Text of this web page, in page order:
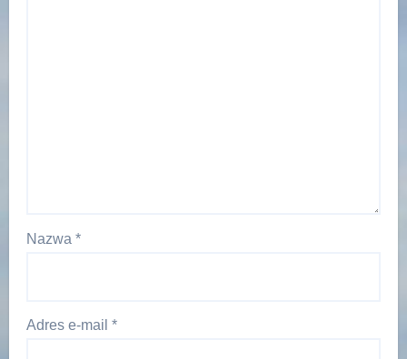
Nazwa *
Adres e-mail *